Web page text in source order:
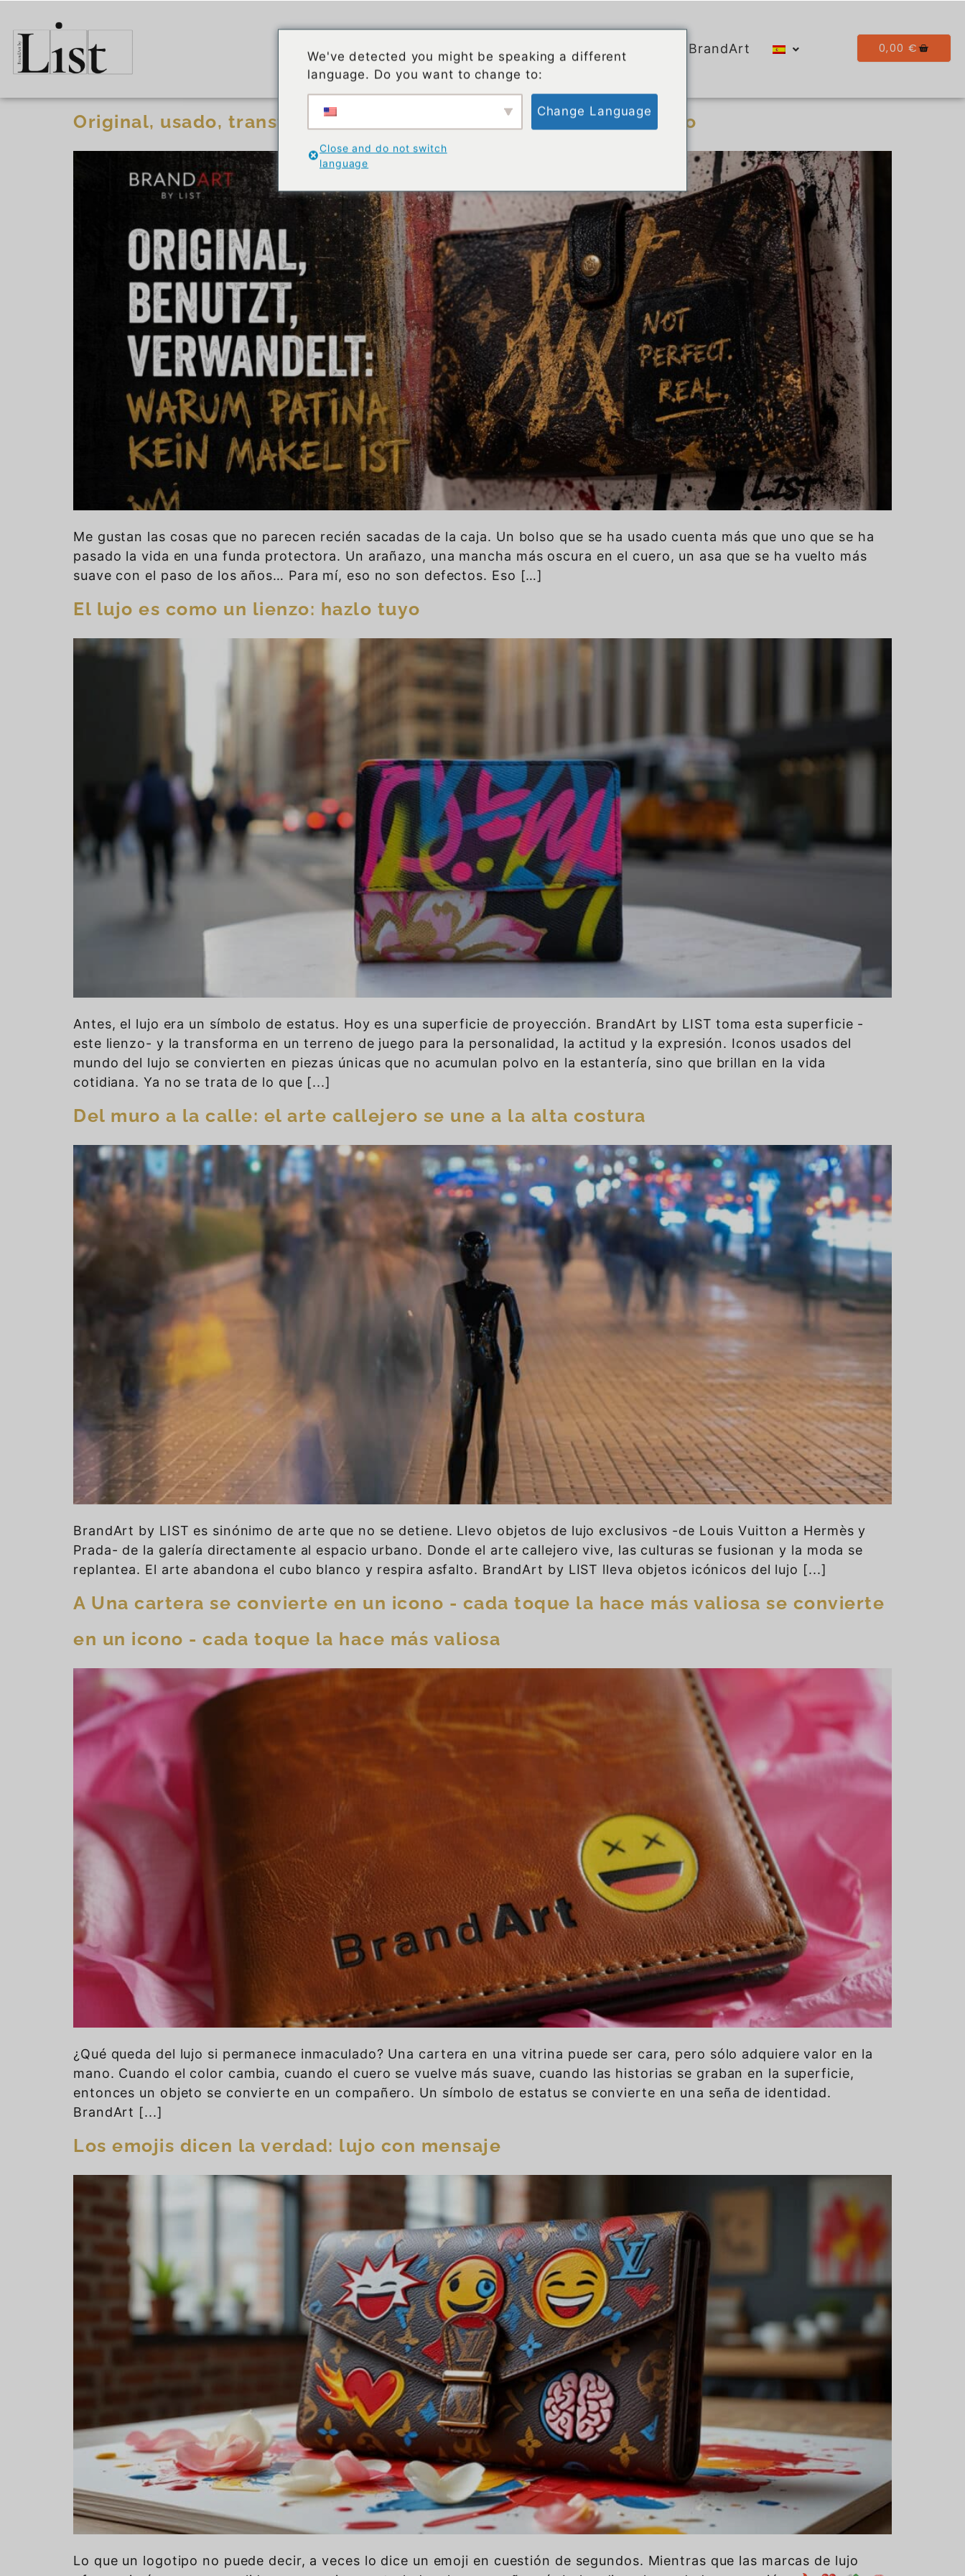
El artista Acerca de BrandArt Blog BrandArt Galería BrandArt 0,00 €
Original, usado, transformado: por qué la pátina no es un defecto
Me gustan las cosas que no parecen recién sacadas de la caja. Un bolso que se ha usado cuenta más que uno que se ha
pasado la vida en una funda protectora. Un arañazo, una mancha más oscura en el cuero, un asa que se ha vuelto más
suave con el paso de los años… Para mí, eso no son defectos. Eso […]
El lujo es como un lienzo: hazlo tuyo
Antes, el lujo era un símbolo de estatus. Hoy es una superficie de proyección. BrandArt by LIST toma esta superficie -
este lienzo- y la transforma en un terreno de juego para la personalidad, la actitud y la expresión. Iconos usados del
mundo del lujo se convierten en piezas únicas que no acumulan polvo en la estantería, sino que brillan en la vida
cotidiana. Ya no se trata de lo que [...]
Del muro a la calle: el arte callejero se une a la alta costura
BrandArt by LIST es sinónimo de arte que no se detiene. Llevo objetos de lujo exclusivos -de Louis Vuitton a Hermès y
Prada- de la galería directamente al espacio urbano. Donde el arte callejero vive, las culturas se fusionan y la moda se
replantea. El arte abandona el cubo blanco y respira asfalto. BrandArt by LIST lleva objetos icónicos del lujo [...]
A Una cartera se convierte en un icono - cada toque la hace más valiosa se convierte
en un icono - cada toque la hace más valiosa
¿Qué queda del lujo si permanece inmaculado? Una cartera en una vitrina puede ser cara, pero sólo adquiere valor en la
mano. Cuando el color cambia, cuando el cuero se vuelve más suave, cuando las historias se graban en la superficie,
entonces un objeto se convierte en un compañero. Un símbolo de estatus se convierte en una seña de identidad.
BrandArt [...]
Los emojis dicen la verdad: lujo con mensaje
Lo que un logotipo no puede decir, a veces lo dice un emoji en cuestión de segundos. Mientras que las marcas de lujo
We've detected you might be speaking a different
language. Do you want to change to:
Change Language
Close and do not switch
language